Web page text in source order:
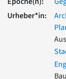
Romanik
Vorromanik
Römische
Über
Fachbeirat
Urheber*in: